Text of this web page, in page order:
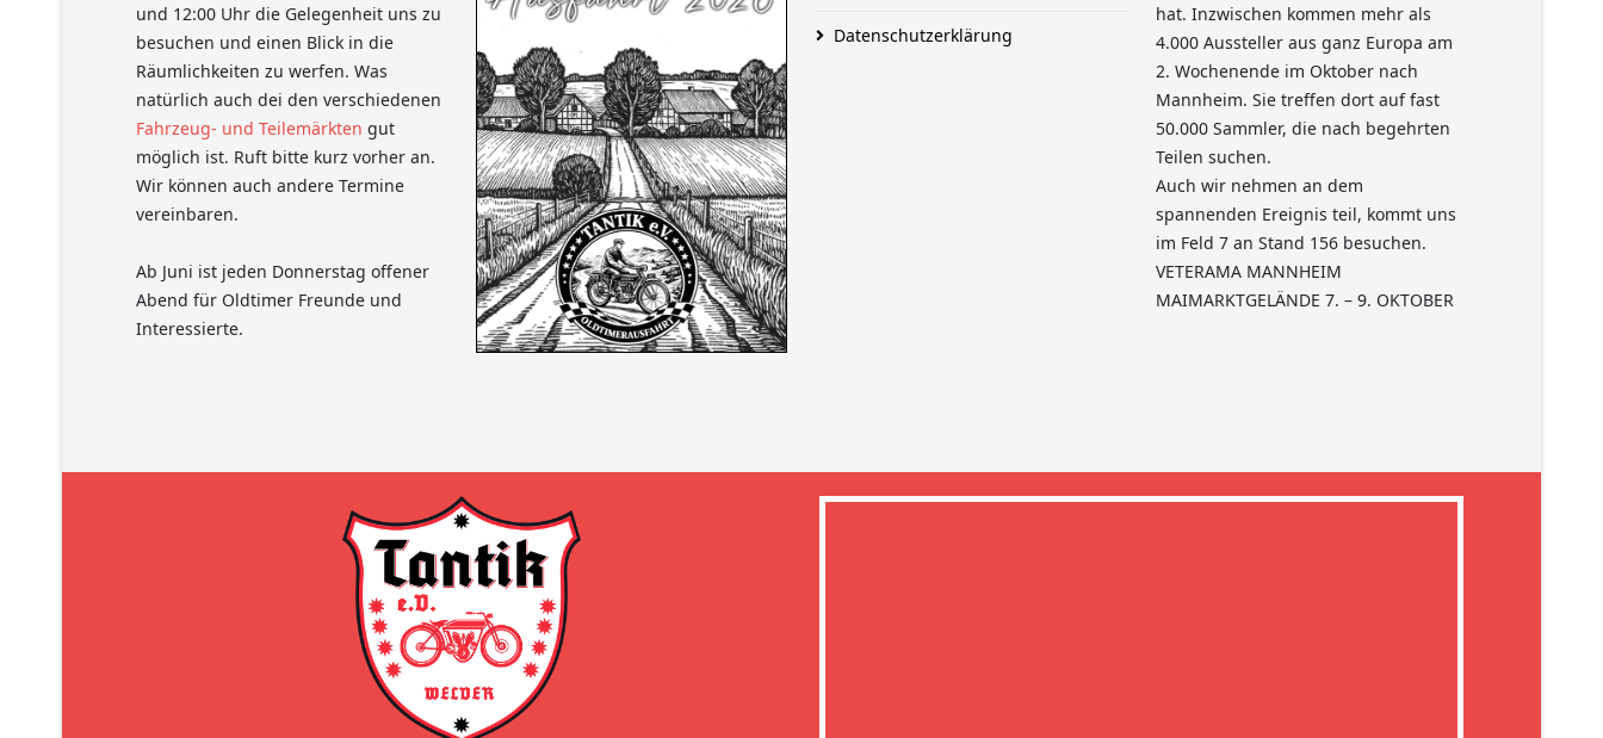
und 12:00 Uhr die Gelegenheit uns zu
besuchen und einen Blick in die
Räumlichkeiten zu werfen. Was
natürlich auch dei den verschiedenen
Fahrzeug- und Teilemärkten gut
möglich ist. Ruft bitte kurz vorher an.
Wir können auch andere Termine
vereinbaren.
Ab Juni ist jeden Donnerstag offener
Abend für Oldtimer Freunde und
Interessierte.
Datenschutzerklärung
hat. Inzwischen kommen mehr als
4.000 Aussteller aus ganz Europa am
2. Wochenende im Oktober nach
Mannheim. Sie treffen dort auf fast
50.000 Sammler, die nach begehrten
Teilen suchen.
Auch wir nehmen an dem
spannenden Ereignis teil, kommt uns
im Feld 7 an Stand 156 besuchen.
VETERAMA MANNHEIM
MAIMARKTGELÄNDE 7. – 9. OKTOBER